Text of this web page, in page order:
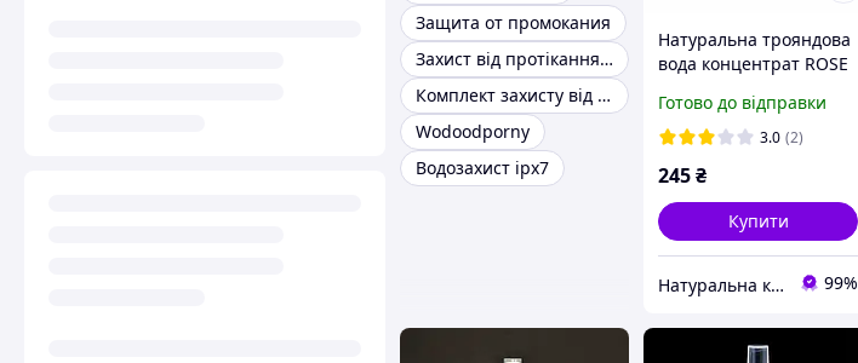
Защита от промокания
Захист від протікання гидролок
Комплект захисту від потопу
Wodoodporny
Водозахист ipx7
Натуральна трояндова
вода концентрат ROSE
Готово до відправки
3.0 (2)
245₴
Купити
Натуральна косметика і товари для здоров'я. "Barbara" 99%